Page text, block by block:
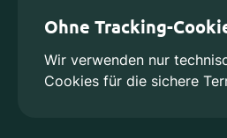
Ohne Tracking-
Wir verwenden nur
Cookies für die sichere